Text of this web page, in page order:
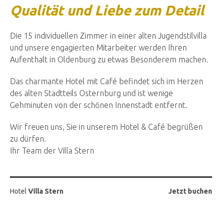
Qualität und Liebe zum Detail
Die 15 individuellen Zimmer in einer alten Jugendstilvilla
und unsere engagierten Mitarbeiter werden Ihren
Aufenthalt in Oldenburg zu etwas Besonderem machen.
Das charmante Hotel mit Café befindet sich im Herzen
des alten Stadtteils Osternburg und ist wenige
Gehminuten von der schönen Innenstadt entfernt.
Wir freuen uns, Sie in unserem Hotel & Café begrüßen
zu dürfen.
Ihr Team der Villa Stern
Hotel Villa Stern Jetzt buchen